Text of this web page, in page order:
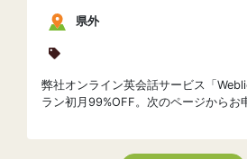
県外
弊社オンライン英会話サービス「
ラン初月99%OFF。次のページからお